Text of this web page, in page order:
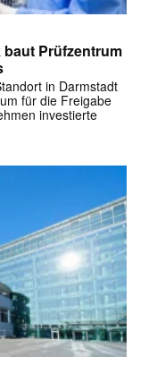
baut Prüfzentrum
in Darmstadt
für die Freigabe
investierte